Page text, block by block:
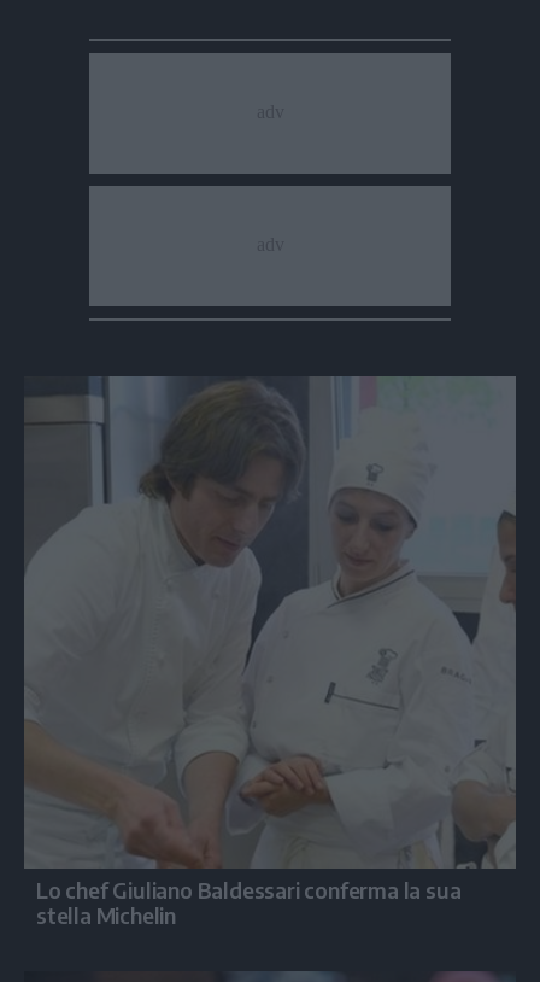
Lo chef Giuliano Baldessari conferma la sua
stella Michelin